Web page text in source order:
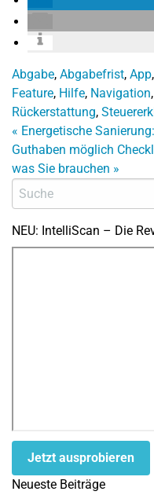
Abgabe, Abgabefrist, App,
Feature, Hilfe, Navigation,
Rückerstattung,
« Energetische
Guthaben möglich
was Sie brauchen »
NEU: IntelliScan – Die
Jetzt ausprobieren
Neueste Beiträge